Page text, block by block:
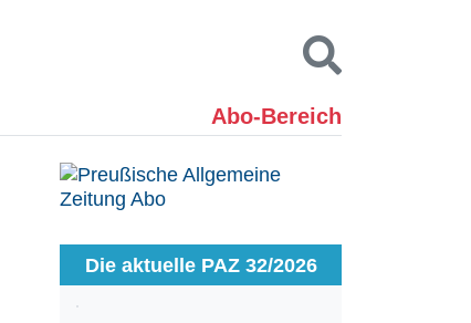
Abo-Bereich
Kontakt
Die aktuelle PAZ 32/2026